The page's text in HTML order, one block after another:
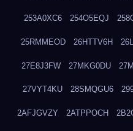
253A0XC6 254O5EQJ
25RMMEOD 26HTTV6H
27E8J3FW 27MKG0DU
27VYT4KU 28SMQGU6
2AFJGVZY 2ATPPOCH